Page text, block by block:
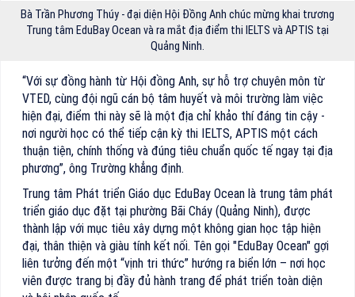
Bà Trần Phương Thúy - đại diện Hội Đồng Anh chúc mừng khai trương
Trung tâm EduBay Ocean và ra mắt địa điểm thi IELTS và APTIS tại
Quảng Ninh.
“Với sự đồng hành từ Hội đồng Anh, sự hỗ trợ chuyên môn từ
VTED, cùng đội ngũ cán bộ tâm huyết và môi trường làm việc
hiện đại, điểm thi này sẽ là một địa chỉ khảo thí đáng tin cậy -
nơi người học có thể tiếp cận kỳ thi IELTS, APTIS một cách
thuận tiện, chính thống và đúng tiêu chuẩn quốc tế ngay tại địa
phương”, ông Trường khẳng định.
Trung tâm Phát triển Giáo dục EduBay Ocean là trung tâm phát
triển giáo dục đặt tại phường Bãi Cháy (Quảng Ninh), được
thành lập với mục tiêu xây dựng một không gian học tập hiện
đại, thân thiện và giàu tính kết nối. Tên gọi "EduBay Ocean" gợi
liên tưởng đến một “vịnh tri thức” hướng ra biển lớn – nơi học
viên được trang bị đầy đủ hành trang để phát triển toàn diện